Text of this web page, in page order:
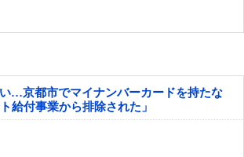
…京都市でマイナンバーカードを持たな
給付事業から排除された」